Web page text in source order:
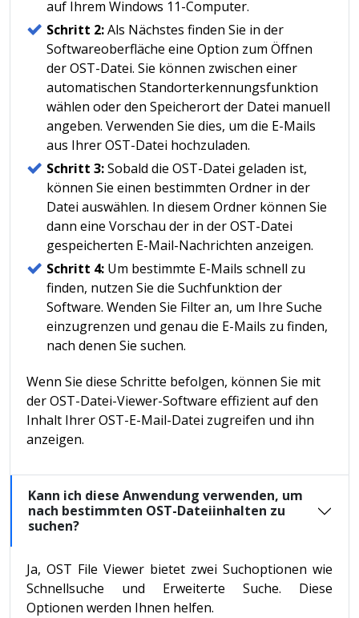
auf Ihrem Windows 11-Computer.
Schritt 2:Als Nächstes finden Sie in der
Softwareoberfläche eine Option zum Öffnen
der OST-Datei. Sie können zwischen einer
automatischen Standorterkennungsfunktion
wählen oder den Speicherort der Datei manuell
angeben. Verwenden Sie dies, um die E-Mails
aus Ihrer OST-Datei hochzuladen.
Schritt 3:Sobald die OST-Datei geladen ist,
können Sie einen bestimmten Ordner in der
Datei auswählen. In diesem Ordner können Sie
dann eine Vorschau der in der OST-Datei
gespeicherten E-Mail-Nachrichten anzeigen.
Schritt 4: Um bestimmte E-Mails schnell zu
finden, nutzen Sie die Suchfunktion der
Software. Wenden Sie Filter an, um Ihre Suche
einzugrenzen und genau die E-Mails zu finden,
nach denen Sie suchen.
Wenn Sie diese Schritte befolgen, können Sie mit
der OST-Datei-Viewer-Software effizient auf den
Inhalt Ihrer OST-E-Mail-Datei zugreifen und ihn
anzeigen.
Kann ich diese Anwendung verwenden, um
nach bestimmten OST-Dateiinhalten zu
suchen?
Ja, OST File Viewer bietet zwei Suchoptionen wie
Schnellsuche und Erweiterte Suche. Diese
Optionen werden Ihnen helfen.